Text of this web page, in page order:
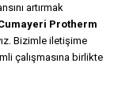
artırmak
Protherm
Bizimle iletişime
çalışmasına birlikte